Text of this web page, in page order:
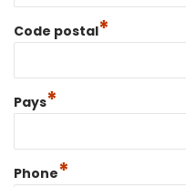
Code postal*
Pays*
Phone*